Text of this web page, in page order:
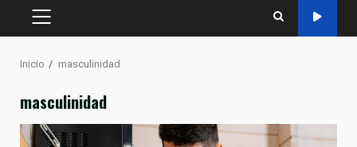
MENÚ
Inicio masculinidad
masculinidad